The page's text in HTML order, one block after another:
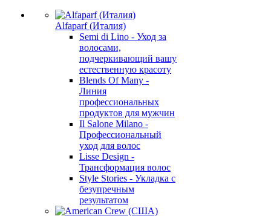
Alfaparf (Италия)
Semi di Lino - Уход за
волосами,
подчеркивающий вашу
естественную красоту
Blends Of Many -
Линия
профессиональных
продуктов для мужчин
Il Salone Milano -
Профессиональный
уход для волос
Lisse Design -
Трансформация волос
Style Stories - Укладка с
безупречным
результатом